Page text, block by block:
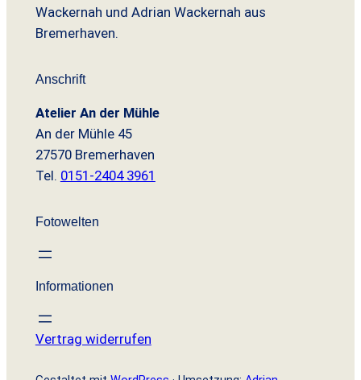
0
Wackernah und Adrian Wackernah aus
Bremerhaven.
Anschrift
Atelier An der Mühle
An der Mühle 45
27570 Bremerhaven
Tel. 0151-2404 3961
Fotowelten
Informationen
Vertrag widerrufen